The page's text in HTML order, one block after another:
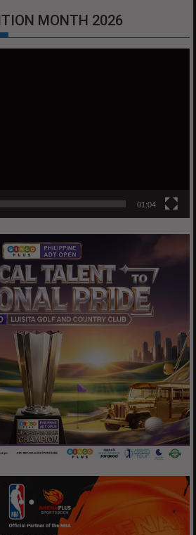
MONTH 2026
01:04